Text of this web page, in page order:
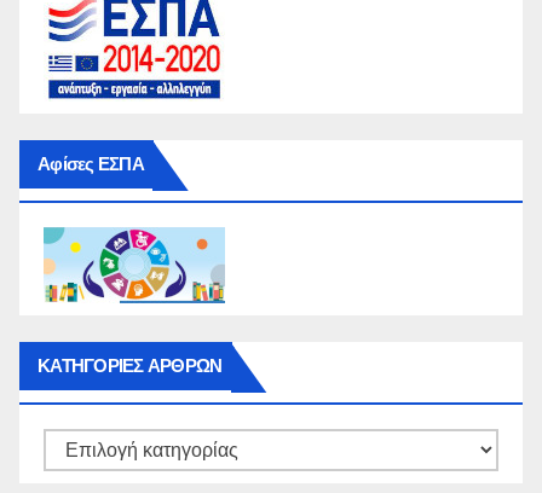
Αφίσες ΕΣΠΑ
ΚΑΤΗΓΟΡΙΕΣ ΑΡΘΡΩΝ
ΚΑΤΗΓΟΡΙΕΣ